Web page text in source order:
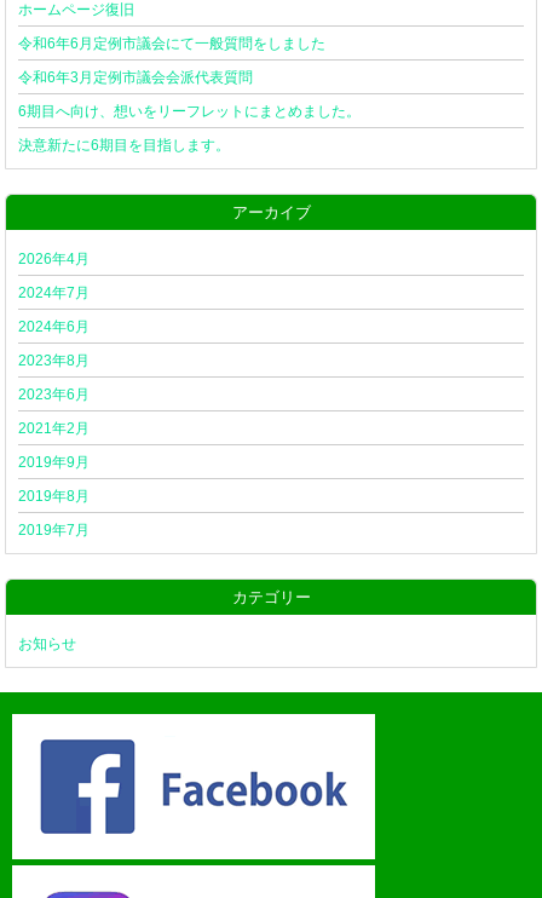
ホームページ復旧
令和6年6月定例市議会にて一般質問をしました
令和6年3月定例市議会会派代表質問
6期目へ向け、想いをリーフレットにまとめました。
決意新たに6期目を目指します。
アーカイブ
2026年4月
2024年7月
2024年6月
2023年8月
2023年6月
2021年2月
2019年9月
2019年8月
2019年7月
カテゴリー
お知らせ